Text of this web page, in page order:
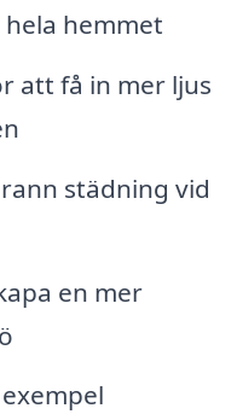
hemmet
att få in mer ljus
städning vid
en mer